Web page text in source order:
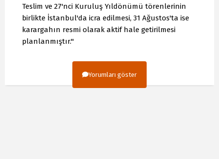
Teslim ve 27'nci Kuruluş Yıldönümü törenlerinin
birlikte İstanbul'da icra edilmesi, 31 Ağustos'ta ise
karargahın resmi olarak aktif hale getirilmesi
planlanmıştır."
Yorumları göster